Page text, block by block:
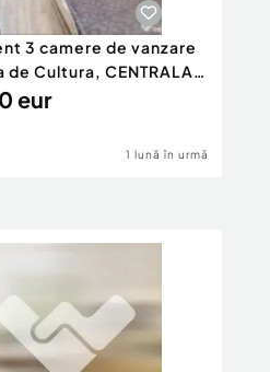
3 camere de vanzare
de Cultura, CENTRALA
eur
1 lună în urmă